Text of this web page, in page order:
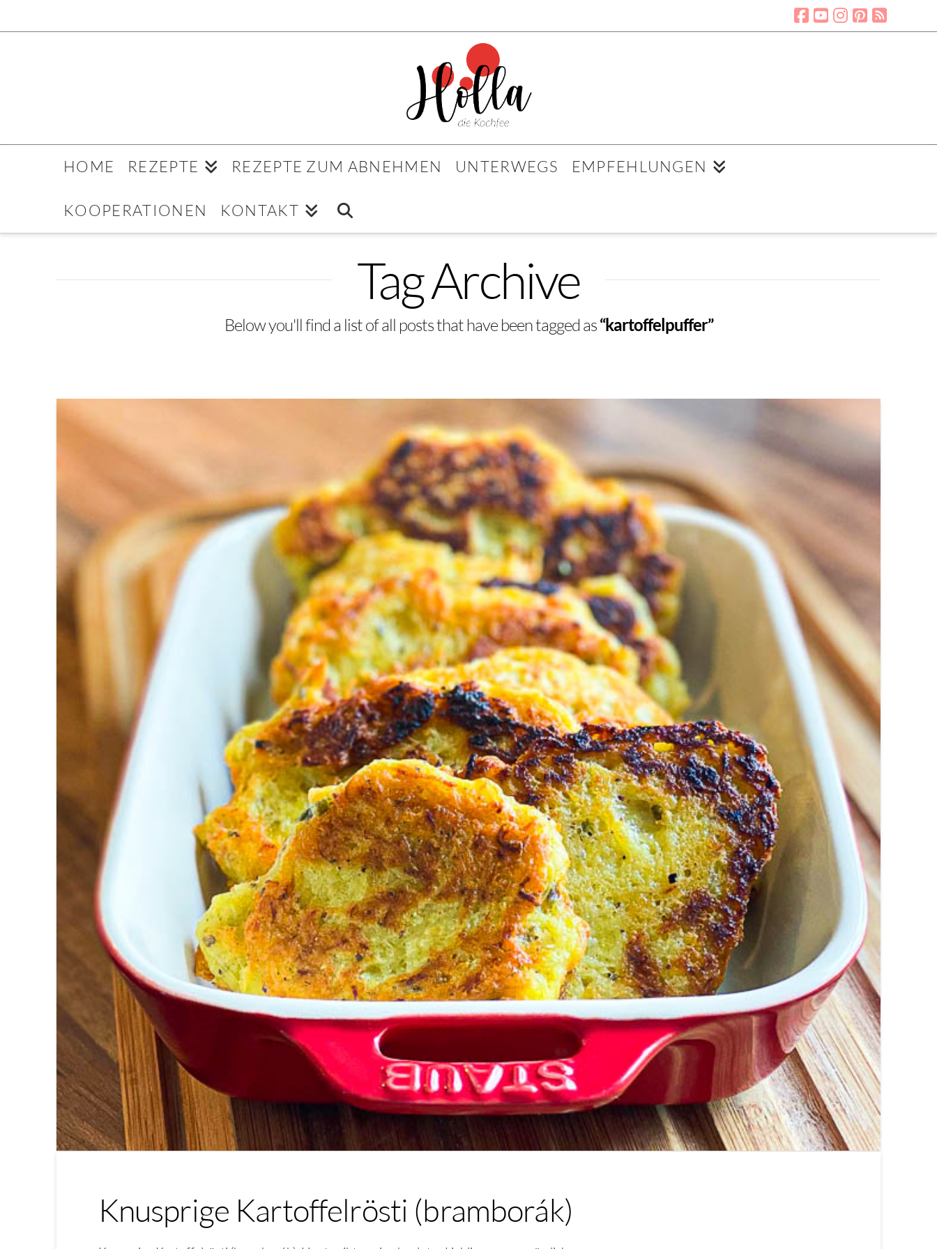
HOME REZEPTE REZEPTE ZUM ABNEHMEN UNTERWEGS EMPFEHLUNGEN
KOOPERATIONEN KONTAKT
Tag Archive
Below you'll find a list of all posts that have been tagged as“kartoffelpuffer”
Knusprige Kartoffelrösti (bramborák)